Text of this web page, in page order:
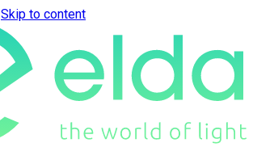
Skip to content